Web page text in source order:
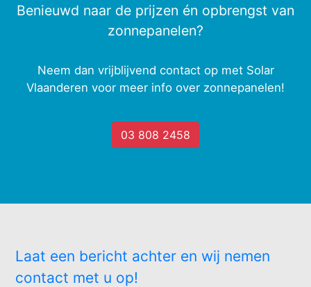
Benieuwd naar de prijzen én opbrengst van
zonnepanelen?
Neem dan vrijblijvend contact op met Solar
Vlaanderen voor meer info over zonnepanelen!
03 808 2458
Laat een bericht achter en wij nemen
contact met u op!